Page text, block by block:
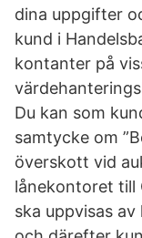
dina uppgifter
kund i
kontanter på
Du kan som
samtycke om
överskott vid
lånekontoret till
ska uppvisas